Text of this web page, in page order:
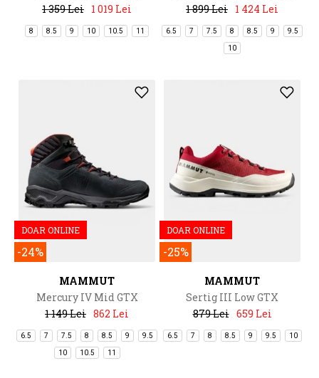
1 359 Lei 1 019 Lei
8 8.5 9 10 10.5 11
1 899 Lei 1 424 Lei
6.5 7 7.5 8 8.5 9 9.5
10
DOAR ONLINE
-24%
MAMMUT
Mercury IV Mid GTX
1 149 Lei 862 Lei
6.5 7 7.5 8 8.5 9 9.5
10 10.5 11
DOAR ONLINE
-25%
MAMMUT
Sertig III Low GTX
879 Lei 659 Lei
6.5 7 8 8.5 9 9.5 10